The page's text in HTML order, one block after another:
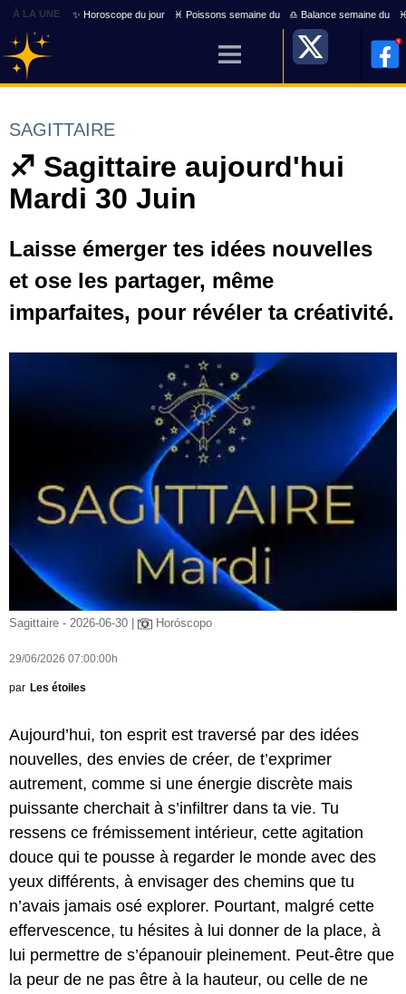
À LA UNE ✨ Horoscope du jour ♓ Poissons semaine du ♎ Balance semaine du
SAGITTAIRE
♐ Sagittaire aujourd'hui
Mardi 30 Juin
Laisse émerger tes idées nouvelles
et ose les partager, même
imparfaites, pour révéler ta créativité.
Sagittaire - 2026-06-30 | Horóscopo
29/06/2026 07:00:00h
par Les étoiles
Aujourd’hui, ton esprit est traversé par des idées
nouvelles, des envies de créer, de t’exprimer
autrement, comme si une énergie discrète mais
puissante cherchait à s’infiltrer dans ta vie. Tu
ressens ce frémissement intérieur, cette agitation
douce qui te pousse à regarder le monde avec des
yeux différents, à envisager des chemins que tu
n’avais jamais osé explorer. Pourtant, malgré cette
effervescence, tu hésites à lui donner de la place, à
lui permettre de s’épanouir pleinement. Peut-être que
la peur de ne pas être à la hauteur, ou celle de ne